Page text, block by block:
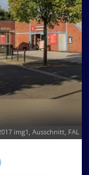
img1 , Ausschnitt, FAL